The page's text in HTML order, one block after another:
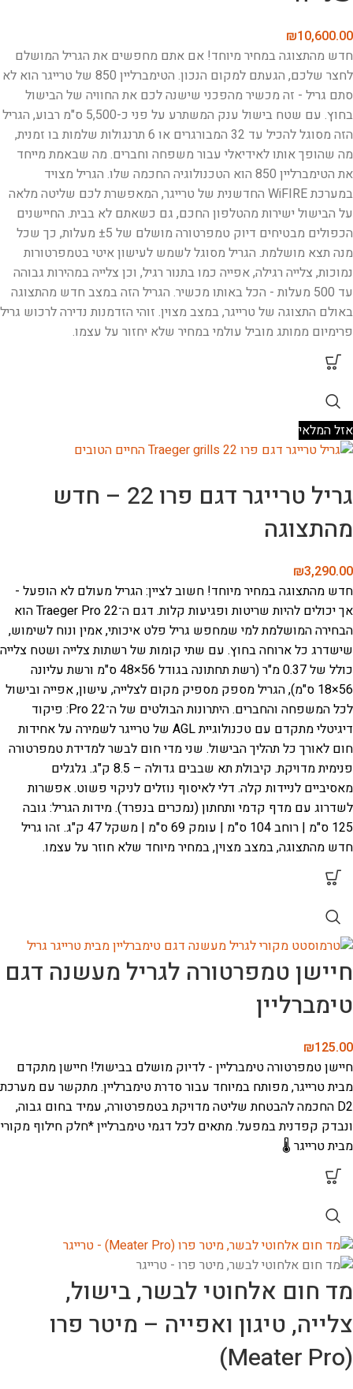
₪10,600.00
חדש מהתצוגה במחיר מיוחד! אם אתם מחפשים את הגריל המושלם
לחצר שלכם, הגעתם למקום הנכון. הטימברליין 850 של טרייגר הוא לא
סתם גריל - זה מכשיר מהפכני שישנה לכם את החוויה של הבישול
בחוץ. עם שטח בישול ענק המשתרע על פני כ-5,500 ס"מ רבוע, הגריל
הזה מסוגל להכיל עד 32 המבורגרים או 6 תרנגולות שלמות בו זמנית,
מה שהופך אותו לאידיאלי עבור משפחה וחברים. מה שבאמת מייחד
את הטימברליין 850 הוא הטכנולוגיה החכמה שלו. הגריל מצויד
במערכת WiFIRE החדשנית של טרייגר, המאפשרת לכם שליטה מלאה
על הבישול ישירות מהטלפון החכם, גם כשאתם לא בבית. החיישנים
הכפולים מבטיחים דיוק טמפרטורה מושלם של ±5 מעלות, כך שכל
מנה תצא מושלמת. הגריל מסוגל לשמש לעישון איטי בטמפרטורות
נמוכות, צלייה רגילה, אפייה כמו בתנור רגיל, וכן צלייה במהירות גבוהה
עד 500 מעלות - הכל באותו מכשיר. הגריל הזה במצב חדש מהתצוגה
באולם התצוגה של טרייגר, במצב מצוין. זוהי הזדמנות נדירה לרכוש גריל
פרימיום ממותג מוביל עולמי במחיר שלא יחזור על עצמו.
אזל המלאי
גריל טרייגר דגם פרו 22 – חדש
מהתצוגה
₪3,290.00
חדש מהתצוגה במחיר מיוחד! חשוב לציין: הגריל מעולם לא הופעל -
אך יכולים להיות שריטות ופגיעות קלות.
דגם ה־Traeger Pro 22 הוא
הבחירה המושלמת למי שמחפש גריל פלט איכותי, אמין ונוח לשימוש,
שישדרג כל ארוחה בחוץ. עם שתי קומות של רשתות צלייה ושטח צלייה
כולל של 0.37 מ"ר (רשת תחתונה בגודל 56×48 ס"מ ורשת עליונה
56×18 ס"מ), הגריל מספק מספיק מקום לצלייה, עישון, אפייה ובישול
לכל המשפחה והחברים.היתרונות הבולטים של ה־Pro 22:
פיקוד
דיגיטלי מתקדם עם טכנולוגיית AGL של טרייגר לשמירה על אחידות
חום לאורך כל תהליך הבישול. שני מדי חום לבשר למדידת טמפרטורה
פנימית מדויקת. קיבולת תא שבבים גדולה – 8.5 ק"ג.
גלגלים
מאסיביים לניידות קלה. דלי לאיסוף נוזלים לניקוי פשוט.אפשרות
לשדרוג עם מדף קדמי ותחתון (נמכרים בנפרד).מידות הגריל: גובה
125 ס"מ | רוחב 104 ס"מ | עומק 69 ס"מ | משקל 47 ק"ג.
זהו גריל
חדש מהתצוגה, במצב מצוין, במחיר מיוחד שלא חוזר על עצמו.
חיישן טמפרטורה לגריל מעשנה דגם
טימברליין
₪125.00
חיישן טמפרטורה טימברליין - לדיוק מושלם בבישול! חיישן מתקדם
מבית טרייגר, מפותח במיוחד עבור סדרת טימברליין. מתקשר עם מערכת
D2 החכמה להבטחת שליטה מדויקת בטמפרטורה, עמיד בחום גבוה,
ונבדק קפדנית במפעל.מתאים לכל דגמי טימברליין*חלק חילוף מקורי
מבית טרייגר 🌡️
מד חום אלחוטי לבשר, בישול,
צלייה, טיגון ואפייה – מיטר פרו
(Meater Pro)